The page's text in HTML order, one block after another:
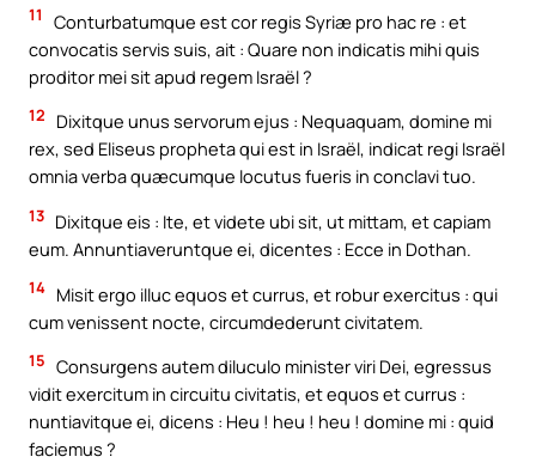
11
Conturbatumque est cor regis Syriæ pro hac re : et
convocatis servis suis, ait : Quare non indicatis mihi quis
proditor mei sit apud regem Israël ?
12
Dixitque unus servorum ejus : Nequaquam, domine mi
rex, sed Eliseus propheta qui est in Israël, indicat regi Israël
omnia verba quæcumque locutus fueris in conclavi tuo.
13 Dixitque eis : Ite, et videte ubi sit, ut mittam, et capiam
eum. Annuntiaveruntque ei, dicentes : Ecce in Dothan.
14 Misit ergo illuc equos et currus, et robur exercitus : qui
cum venissent nocte, circumdederunt civitatem.
15 Consurgens autem diluculo minister viri Dei, egressus
vidit exercitum in circuitu civitatis, et equos et currus :
nuntiavitque ei, dicens : Heu ! heu ! heu ! domine mi : quid
faciemus ?